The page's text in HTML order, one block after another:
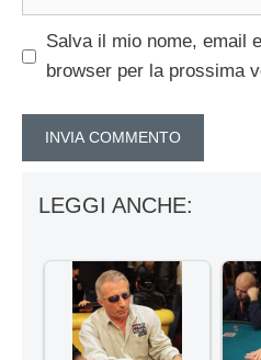
Salva il mio nome, email
browser per la prossima
LEGGI ANCHE: